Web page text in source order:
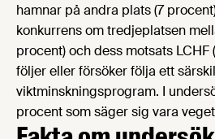
hamnar på andra plats (7
konkurrens om tredjeplatsen
procent) och dess motsats
följer eller försöker följa ett
viktminskningsprogram. I
procent som säger sig vara